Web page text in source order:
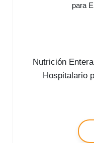
Nutrición
Hospitalario